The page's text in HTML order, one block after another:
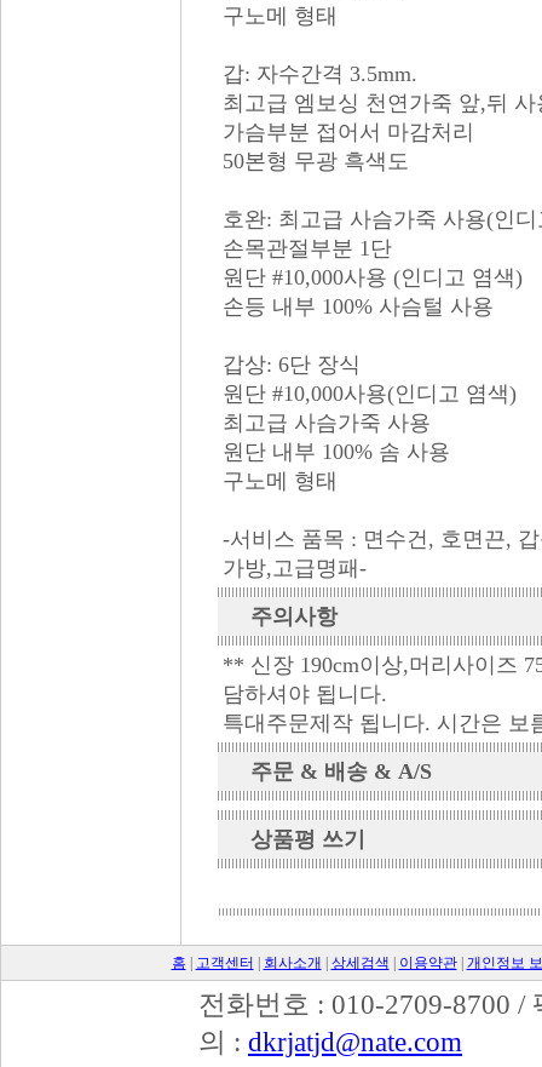
구노메 형태
갑: 자수간격 3.5mm.
최고급 엠보싱 천연가죽 앞,뒤 사
가슴부분 접어서 마감처리
50본형 무광 흑색도
호완: 최고급 사슴가죽 사용(인
손목관절부분 1단
원단 #10,000사용 (인디고 염색)
손등 내부 100% 사슴털 사용
갑상: 6단 장식
원단 #10,000사용(인디고 염색)
최고급 사슴가죽 사용
원단 내부 100% 솜 사용
구노메 형태
-서비스 품목 : 면수건, 호면끈,
가방,고급명패-
주의사항
** 신장 190cm이상,머리사이즈
담하셔야 됩니다.
특대주문제작 됩니다. 시간은
주문 & 배송 & A/S
상품평 쓰기
홈 고객센터 회사소개 상세검색 이용약관| 개인정보
전화번호 : 010-2709-8700 /
의 : dkrjatjd@nate.com